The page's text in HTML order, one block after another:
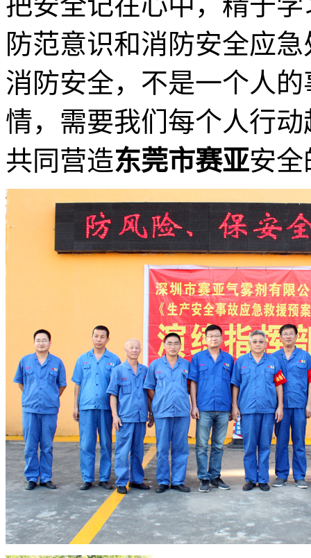
防范意识和消防安全应
消防安全，不是一个人
情，需要我们每个人行
共同营造东莞市赛亚安